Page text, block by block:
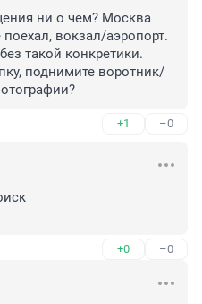
ни о чем? Москва
вокзал/аэропорт.
такой конкретики.
поднимите воротник/
+1 –0
+0 –0